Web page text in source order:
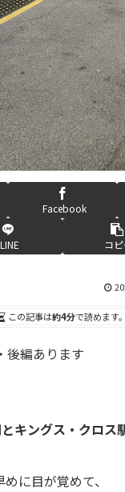
Facebook
LINE コ
この記事は約4分で読めます。
編あります
キングス・クロス
に目が覚めて、